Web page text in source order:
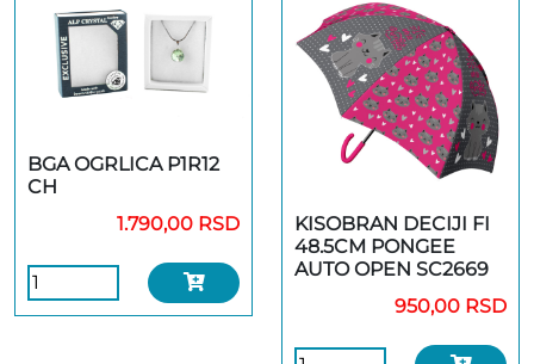
BGA OGRLICA P1R12
CH
1.790,00 RSD
KISOBRAN DECIJI FI
48.5CM PONGEE
AUTO OPEN SC2669
950,00 RSD